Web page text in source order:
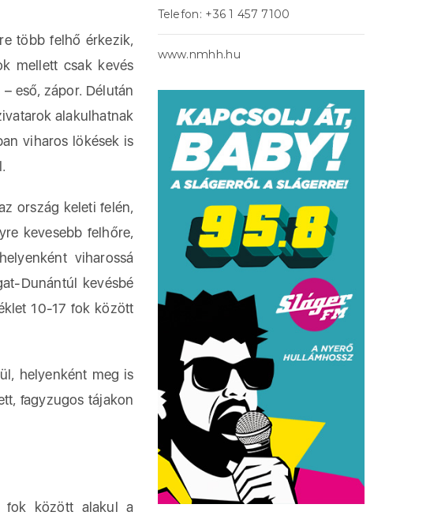
több felhő érkezik,
mellett csak kevés
eső, zápor. Délután
alakulhatnak
viharos lökések is
ország keleti felén,
kevesebb felhőre,
viharossá
Dunántúl kevésbé
10-17 fok között
helyenként meg is
fagyzugos tájakon
fok között alakul a
Telefon: +36 1 457 7100
www.nmhh.hu